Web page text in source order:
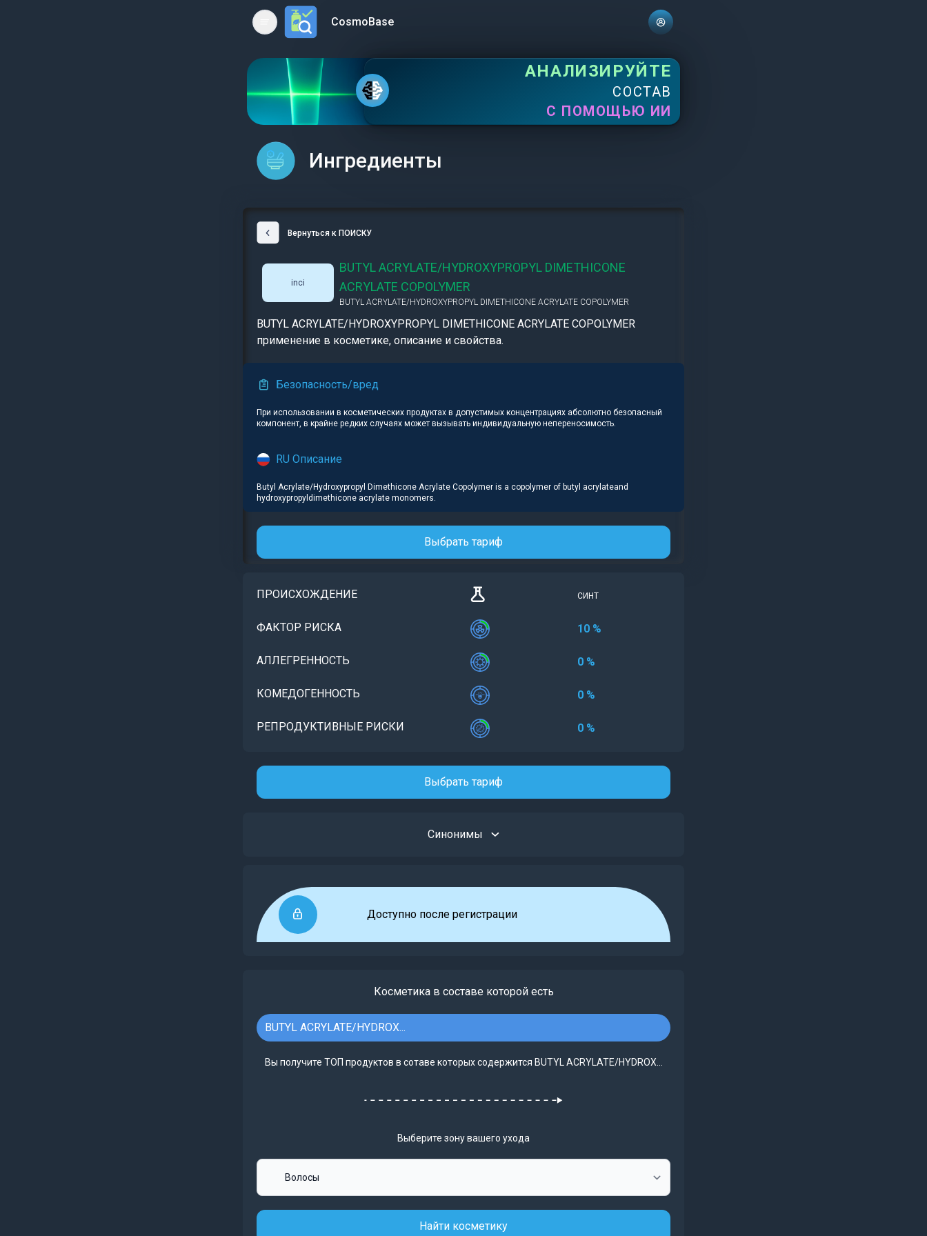
Open main menuCosmoBase
АНАЛИЗИРУЙТЕ
СОСТАВ
С ПОМОЩЬЮ ИИ
Ингредиенты
Вернуться к ПОИСКУ
inci
BUTYL ACRYLATE/HYDROXYPROPYL DIMETHICONE
ACRYLATE COPOLYMER
BUTYL ACRYLATE/HYDROXYPROPYL DIMETHICONE ACRYLATE COPOLYMER
BUTYL ACRYLATE/HYDROXYPROPYL DIMETHICONE ACRYLATE COPOLYMER
применение в косметике, описание и свойства.
Безопасность/вред
При использовании в косметических продуктах в допустимых концентрациях абсолютно безопасный
компонент, в крайне редких случаях может вызывать индивидуальную непереносимость.
RU Описание
Butyl Acrylate/Hydroxypropyl Dimethicone Acrylate Copolymer is a copolymer of butyl acrylateand
hydroxypropyldimethicone acrylate monomers.
Выбрать тариф
ПРОИСХОЖДЕНИЕ СИНТ
ФАКТОР РИСКА 10 %
АЛЛЕГРЕННОСТЬ 0 %
КОМЕДОГЕННОСТЬ 0 %
РЕПРОДУКТИВНЫЕ РИСКИ 0 %
Выбрать тариф
Синонимы
Доступно после регистрации
Косметика в составе которой есть
BUTYL ACRYLATE/HYDROX...
Вы получите ТОП продуктов в сотаве которых содержится BUTYL ACRYLATE/HYDROX...
Выберите зону вашего ухода
Найти косметику